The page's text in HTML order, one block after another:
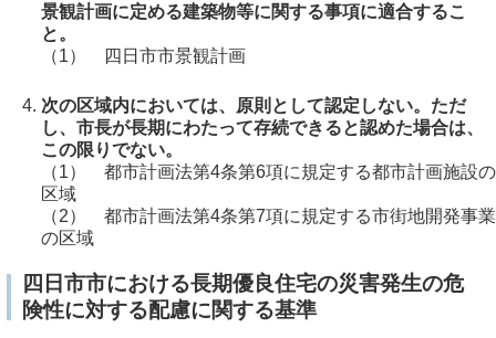
景観計画に定める建築物等に関する事項に適合するこ
と。
（1） 四日市市景観計画
次の区域内においては、原則として認定しない。ただ
し、市長が長期にわたって存続できると認めた場合は、
この限りでない。
（1） 都市計画法第4条第6項に規定する都市計画施設の
区域
（2） 都市計画法第4条第7項に規定する市街地開発事業
の区域
四日市市における長期優良住宅の災害発生の危
険性に対する配慮に関する基準